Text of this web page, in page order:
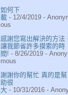
如何下
載 - 12/4/2019 -
ous
感謝您寫出解決的方法
讓我節省許多摸索的時
間! - 8/26/2019 - Anony
mous
謝謝你的幫忙 真的是幫
助很
大 - 10/31/2016 -